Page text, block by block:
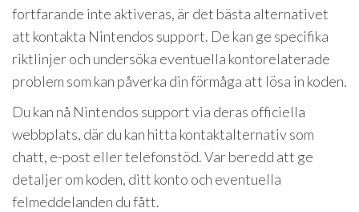
fortfarande inte aktiveras, är det bästa alternativet
att kontakta Nintendos support. De kan ge specifika
riktlinjer och undersöka eventuella kontorelaterade
problem som kan påverka din förmåga att lösa in koden.
Du kan nå Nintendos support via deras officiella
webbplats, där du kan hitta kontaktalternativ som
chatt, e-post eller telefonstöd. Var beredd att ge
detaljer om koden, ditt konto och eventuella
felmeddelanden du fått.